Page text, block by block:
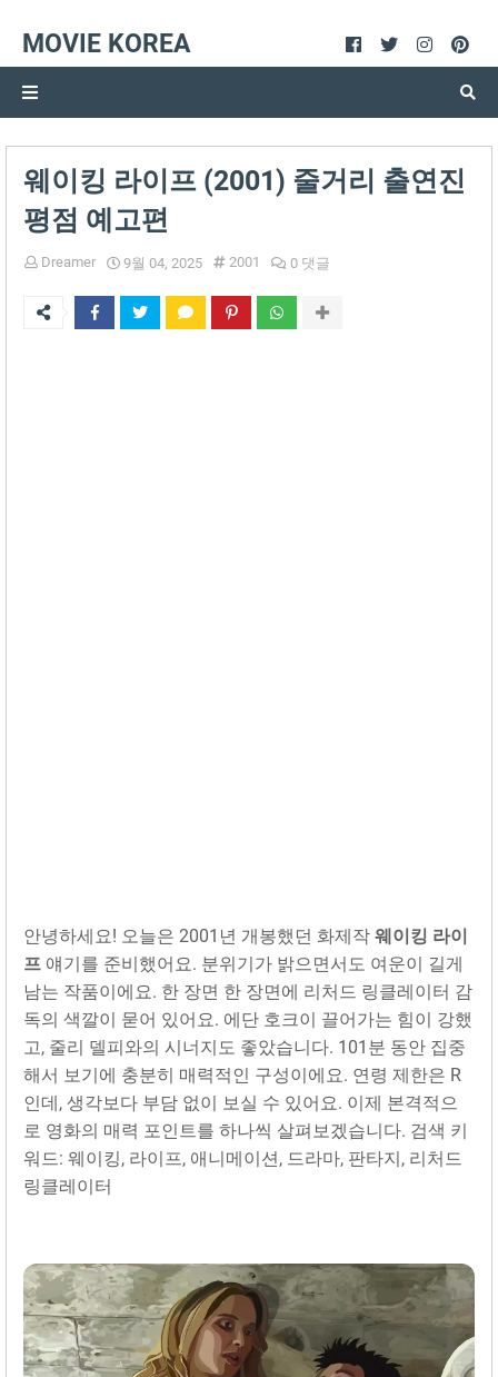
MOVIE KOREA
웨이킹 라이프 (2001) 줄거리 출연진
평점 예고편
Dreamer 9월 04, 2025 2001 0 댓글
안녕하세요! 오늘은 2001년 개봉했던 화제작 웨이킹 라이
프 얘기를 준비했어요. 분위기가 밝으면서도 여운이 길게
남는 작품이에요. 한 장면 한 장면에 리처드 링클레이터 감
독의 색깔이 묻어 있어요. 에단 호크이 끌어가는 힘이 강했
고, 줄리 델피와의 시너지도 좋았습니다. 101분 동안 집중
해서 보기에 충분히 매력적인 구성이에요. 연령 제한은 R
인데, 생각보다 부담 없이 보실 수 있어요. 이제 본격적으
로 영화의 매력 포인트를 하나씩 살펴보겠습니다. 검색 키
워드: 웨이킹, 라이프, 애니메이션, 드라마, 판타지, 리처드
링클레이터